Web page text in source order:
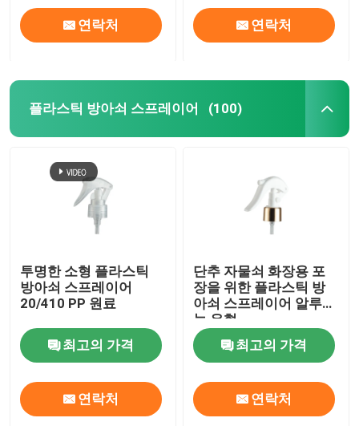
연락처 연락처
플라스틱 방아쇠 스프레이어 (100)
투명한 소형 플라스틱
방아쇠 스프레이어
20/410 PP 원료
최고의 가격
연락처
단추 자물쇠 화장용 포
장을 위한 플라스틱 방
아쇠 스프레이어 알루미
늄 유형
최고의 가격
연락처